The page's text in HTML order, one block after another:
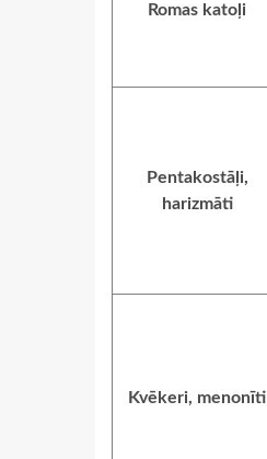
Romas katoļi
Pentakostāļi,
harizmāti
Kvēkeri, menonīti